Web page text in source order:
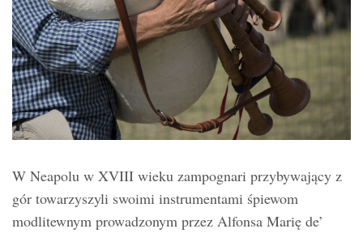
W Neapolu w XVIII wieku zampognari przybywający z
gór towarzyszyli swoimi instrumentami śpiewom
modlitewnym prowadzonym przez Alfonsa Marię de’